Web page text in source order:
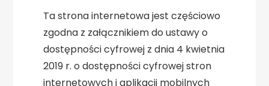
Ta strona internetowa jest częściowo
zgodna z załącznikiem do ustawy o
dostępności cyfrowej z dnia 4 kwietnia
2019 r. o dostępności cyfrowej stron
internetowych i aplikacji mobilnych